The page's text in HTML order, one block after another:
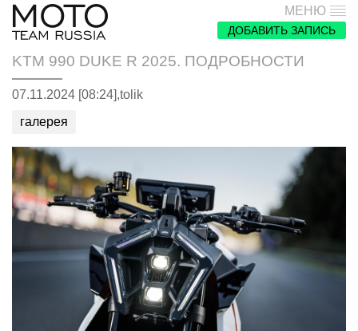
МЕНЮ
ДОБАВИТЬ ЗАПИСЬ
KTM 990 DUKE R 2025. ПОДРОБНОСТИ
07.11.2024 [08:24],tolik
галерея